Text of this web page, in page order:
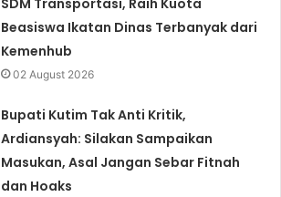
SDM Transportasi, Raih Kuota
Beasiswa Ikatan Dinas Terbanyak dari
Kemenhub
02 August 2026
Bupati Kutim Tak Anti Kritik,
Ardiansyah: Silakan Sampaikan
Masukan, Asal Jangan Sebar Fitnah
dan Hoaks